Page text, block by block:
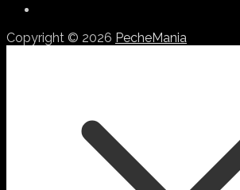
Copyright © 2026 PecheMania